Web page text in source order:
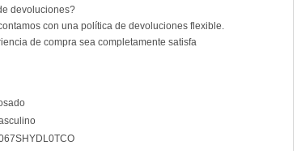
devoluciones?
con una política de devoluciones flexible.
de compra sea completamente satisfa